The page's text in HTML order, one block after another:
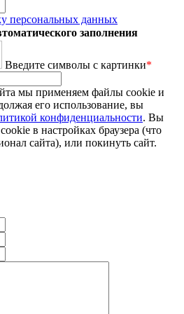
персональных данных
заполнения
Введите символы с картинки*
мы применяем файлы cookie и
его использование, вы
конфиденциальности. Вы
в настройках браузера (что
сайта), или покинуть сайт.